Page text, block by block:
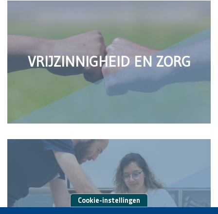
VRIJZINNIGHEID EN ZORG
ANDERE
Cookie-instellingen